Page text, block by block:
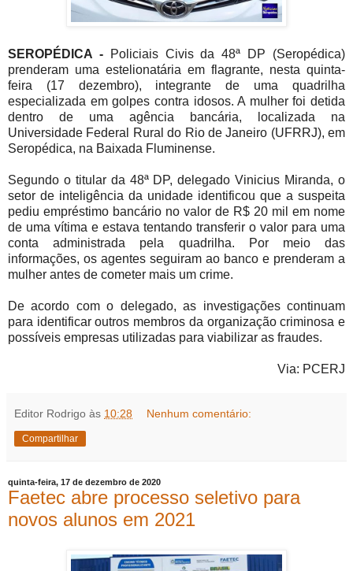
SEROPÉDICA -Policiais Civis da 48ª DP (Seropédica)
prenderam uma estelionatária em flagrante, nesta quinta-
feira (17 dezembro), integrante de uma quadrilha
especializada em golpes contra idosos. A mulher foi detida
dentro de uma agência bancária, localizada na
Universidade Federal Rural do Rio de Janeiro (UFRRJ), em
Seropédica, na Baixada Fluminense.
Segundo o titular da 48ª DP, delegado Vinicius Miranda, o
setor de inteligência da unidade identificou que a suspeita
pediu empréstimo bancário no valor de R$ 20 mil em nome
de uma vítima e estava tentando transferir o valor para uma
conta administrada pela quadrilha. Por meio das
informações, os agentes seguiram ao banco e prenderam a
mulher antes de cometer mais um crime.
De acordo com o delegado, as investigações continuam
para identificar outros membros da organização criminosa e
possíveis empresas utilizadas para viabilizar as fraudes.
Via: PCERJ
Editor Rodrigo às 10:28 Nenhum comentário:
Compartilhar
quinta-feira, 17 de dezembro de 2020
Faetec abre processo seletivo para
novos alunos em 2021